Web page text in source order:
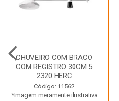
CHUVEIRO COM BRACO
COM REGISTRO 30CM 5
2320 HERC
Código: 11562
*Imagem meramente ilustrativa